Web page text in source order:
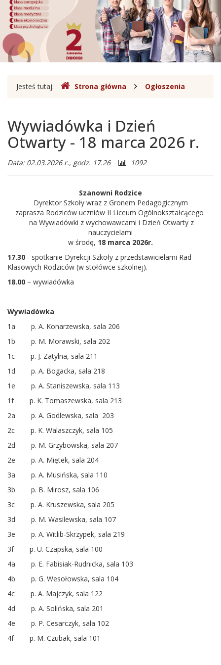
Ogólnokształcące
im.
Króla
Jana
Sobieskiego
w
Legionowie
Gdzie
Jesteś tutaj: Strona główna Ogłoszenia
Wywiadówka i Dzień
Otwarty - 18 marca 2026 r.
Data: 02.03.2026 r., godz. 17.26
Liczba
1092
Szanowni Rodzice
Dyrektor Szkoły wraz z Gronem Pedagogicznym
zaprasza Rodziców uczniów II Liceum Ogólnokształcącego
na Wywiadówki z wychowawcami i Dzień Otwarty z
nauczycielami
w środę, 18 marca 2026r.
17.30 - spotkanie Dyrekcji Szkoły z przedstawicielami Rad
Klasowych Rodziców (w stołówce szkolnej).
18.00 – wywiadówka
Wywiadówka
1a p. A. Konarzewska, sala 206
1b p. M. Morawski, sala 202
1c p. J. Zatylna, sala 211
1d p. A. Bogacka, sala 218
1e p. A. Staniszewska, sala 113
1f p. K. Tomaszewska, sala 213
2a p. A. Godlewska, sala 203
2c p. K. Walaszczyk, sala 105
2d p. M. Grzybowska, sala 207
2e p. A. Miętek, sala 204
3a p. A. Musińska, sala 110
3b p. B. Mirosz, sala 106
3c p. A. Kruszewska, sala 205
3d p. M. Wasilewska, sala 107
3e p. A. Witlib-Skrzypek, sala 219
3f p. U. Czapska, sala 100
4a p. E. Fabisiak-Rudnicka, sala 103
4b p. G. Wesołowska, sala 104
4c p. A. Majczyk, sala 122
4d p. A. Solińska, sala 201
4e p. P. Cesarczyk, sala 102
4f p. M. Czubak, sala 101